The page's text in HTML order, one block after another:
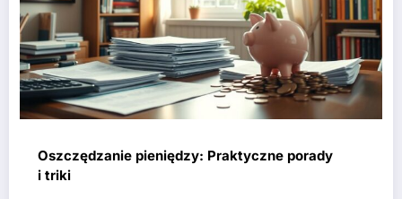
Oszczędzanie pieniędzy: Praktyczne porady
i triki